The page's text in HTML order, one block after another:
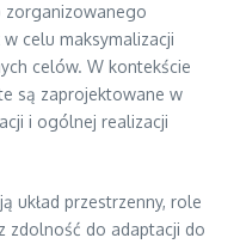
zorganizowanego
celu maksymalizacji
celów. W kontekście
są zaprojektowane w
i ogólnej realizacji
układ przestrzenny, role
zdolność do adaptacji do